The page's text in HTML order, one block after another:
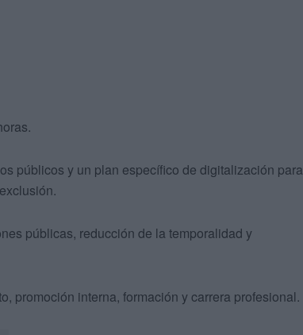
públicos y un plan específico de digitalización para
públicas, reducción de la temporalidad y
promoción interna, formación y carrera profesional.